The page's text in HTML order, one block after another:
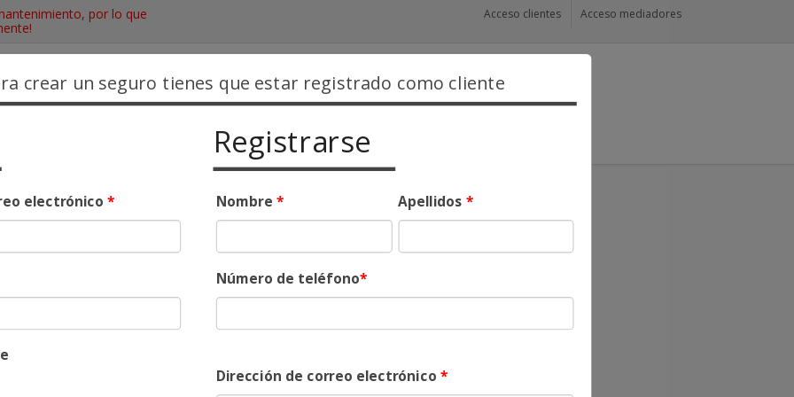
por lo que
Acceso clientes Acceso mediadores
Contacto
crear un seguro tienes que estar registrado como cliente
electrónico*
Registrarse
Nombre * Apellidos*
Número de teléfono*
Dirección de correo electrónico *